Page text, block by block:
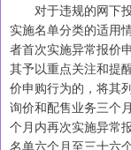
对于违规的网下投
实施名单分类的适用
者首次实施异常报价
其予以重点关注和提
价申购行为的，将其
询价和配售业务三个
个月内再次实施异常
名单六个月至三十六